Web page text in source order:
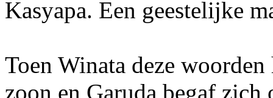
Kasyapa. Een geestelijke
Toen Winata deze woorden
zoon en Garuda begaf